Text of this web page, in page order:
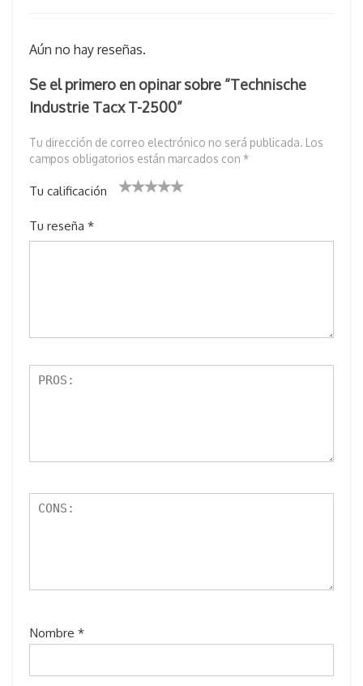
Aún no hay reseñas.
Se el primero en opinar sobre “Technische
Industrie Tacx T-2500”
Tu dirección de correo electrónico no será publicada. Los
campos obligatorios están marcados con *
Tu calificación
re
lla
Tu reseña *
Nombre *